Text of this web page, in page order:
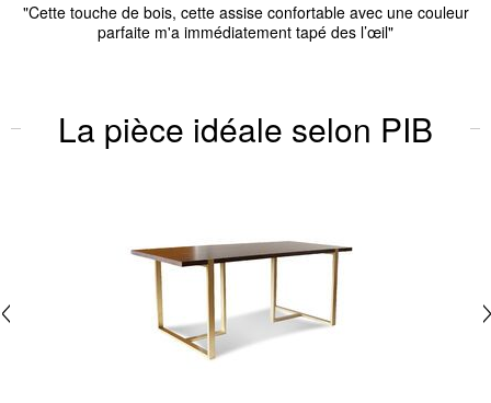
"fidèle à l’aperçu que j'avais eu sur le site"
La pièce idéale selon PIB